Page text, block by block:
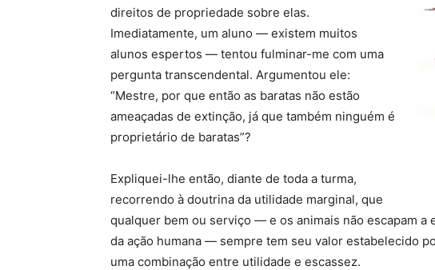
direitos de propriedade sobre elas.
Imediatamente, um aluno — existem muitos
alunos espertos — tentou fulminar-me com uma
pergunta transcendental. Argumentou ele:
“Mestre, por que então as baratas não estão
ameaçadas de extinção, já que também ninguém é
proprietário de baratas”?
Expliquei-lhe então, diante de toda a turma,
recorrendo à doutrina da utilidade marginal, que
qualquer bem ou serviço — e os animais não escapam a
da ação humana — sempre tem seu valor estabelecido
uma combinação entre utilidade e escassez.